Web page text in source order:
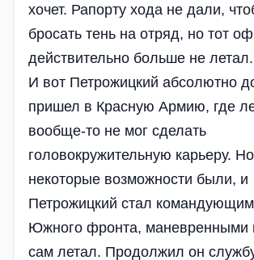
хочет. Рапорту хода не дали,
бросать тень на отряд, но тот
действительно больше не летал.
И вот Петрожицкий абсолютно
пришел в Красную Армию, где
вообще-то не мог сделать
головокружительную карьеру.
некоторые возможности были, и
Петрожицкий стал
Южного фронта, маневренными
сам летал. Про­дол­жил он